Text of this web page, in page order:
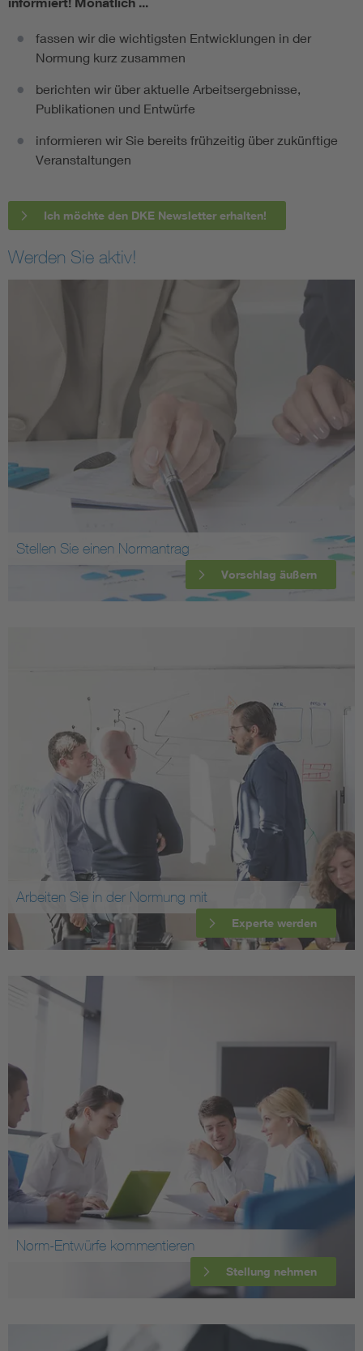
fassen wir die wichtigsten Entwicklungen in der
Normung kurz zusammen
berichten wir über aktuelle Arbeitsergebnisse,
Publikationen und Entwürfe
informieren wir Sie bereits frühzeitig über zukünftige
Veranstaltungen
Ich möchte den DKE Newsletter erhalten!
Werden Sie aktiv!
Stellen Sie einen Normantrag
Vorschlag äußern
Arbeiten Sie in der Normung mit
Experte werden
Norm-Entwürfe kommentieren
Stellung nehmen